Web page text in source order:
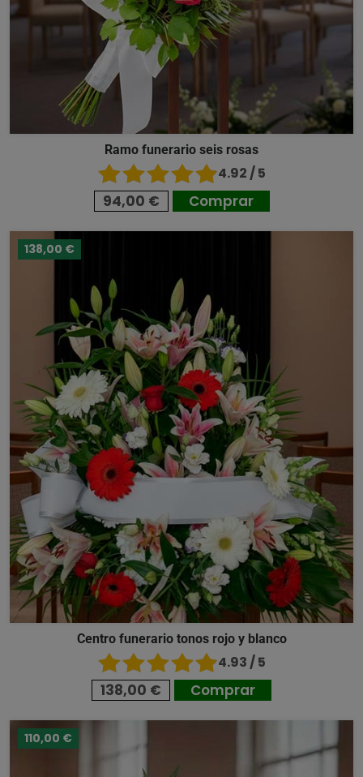
Ramo funerario seis rosas
4.92 / 5
94,00 € Comprar
138,00 €
Centro funerario tonos rojo y blanco
4.93 / 5
138,00 € Comprar
110,00 €